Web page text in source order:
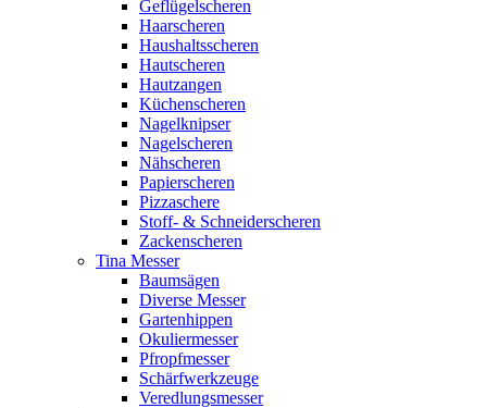
Geflügelscheren
Haarscheren
Haushaltsscheren
Hautscheren
Hautzangen
Küchenscheren
Nagelknipser
Nagelscheren
Nähscheren
Papierscheren
Pizzaschere
Stoff- & Schneiderscheren
Zackenscheren
Tina Messer
Baumsägen
Diverse Messer
Gartenhippen
Okuliermesser
Pfropfmesser
Schärfwerkzeuge
Veredlungsmesser